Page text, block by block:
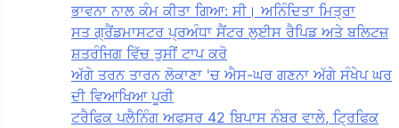
ਭਾਵਨਾ ਨਾਲ ਕੰਮ ਕੀਤਾ ਗਿਆ: ਸੀ। ਅਨਿੰਦਿਤਾ ਮਿਤ੍ਰਾ
ਸਤ ਗ੍ਰੈਂਡਮਾਸਟਰ ਪ੍ਰਅੰਧਾ ਸੈਂਟਰ ਲੁਈਸ ਰੈਪਿਡ ਅਤੇ ਬਲਿਟਜ਼
ਸ਼ਤਰੰਜਿਗ ਵਿੱਚ ਤੁਸੀਂ ਟਾਪ ਕਰੋ
ਅੱਗੇ ਤਰਨ ਤਾਰਨ ਲੋਕਾਣਾ 'ਚ ਐਸ-ਘਰ ਗਣਨਾ ਅੱਗੇ ਸੰਖੇਪ ਘਰ
ਦੀ ਵਿਆਖਿਆ ਪੂਰੀ
ਟਰੈਫਿਕ ਪਲੈਨਿੰਗ ਅਫਸਰ 42 ਬਿਪਾਸ ਨੰਬਰ ਵਾਲੇ, ਟ੍ਰਿਫਿਕ